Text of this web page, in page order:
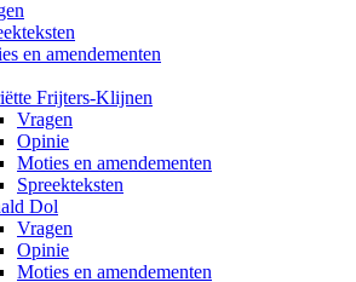
en amendementen
Frijters-Klijnen
Vragen
Opinie
Moties en amendementen
Spreekteksten
Dol
Vragen
Opinie
Moties en amendementen